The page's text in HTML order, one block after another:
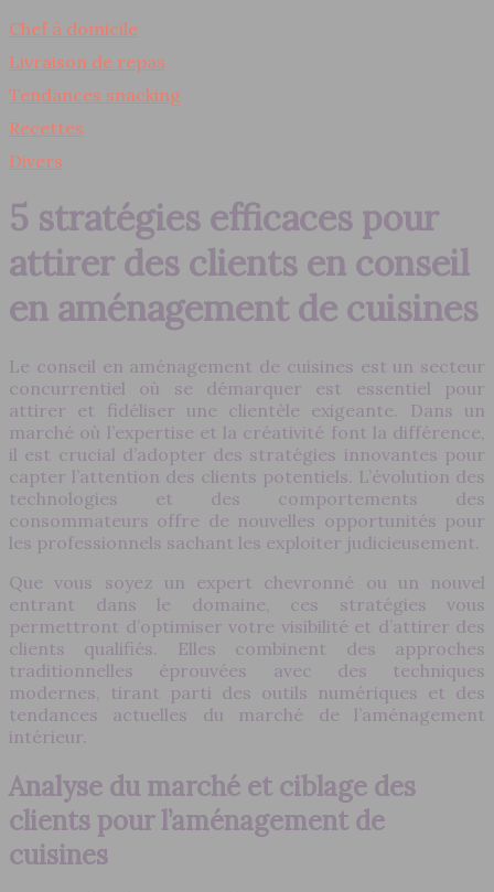
Chef à domicile
Livraison de repas
Tendances snacking
Recettes
Divers
5 stratégies efficaces pour
attirer des clients en conseil
en aménagement de cuisines
Le conseil en aménagement de cuisines est un secteur
concurrentiel où se démarquer est essentiel pour
attirer et fidéliser une clientèle exigeante. Dans un
marché où l’expertise et la créativité font la différence,
il est crucial d’adopter des stratégies innovantes pour
capter l’attention des clients potentiels. L’évolution des
technologies et des comportements des
consommateurs offre de nouvelles opportunités pour
les professionnels sachant les exploiter judicieusement.
Que vous soyez un expert chevronné ou un nouvel
entrant dans le domaine, ces stratégies vous
permettront d’optimiser votre visibilité et d’attirer des
clients qualifiés. Elles combinent des approches
traditionnelles éprouvées avec des techniques
modernes, tirant parti des outils numériques et des
tendances actuelles du marché de l’aménagement
intérieur.
Analyse du marché et ciblage des
clients pour l’aménagement de
cuisines